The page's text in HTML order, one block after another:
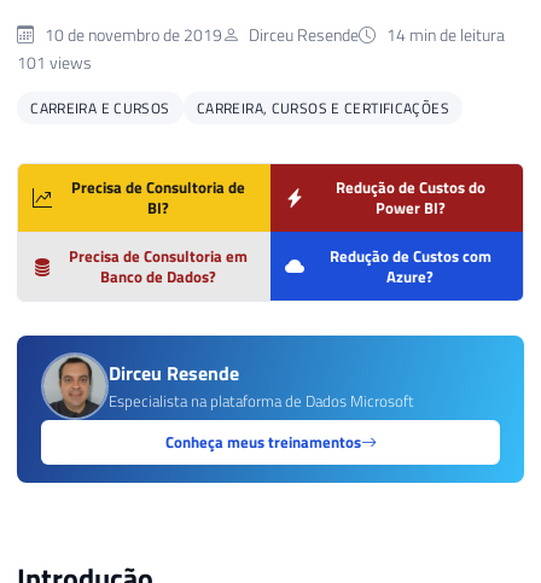
10 de novembro de 2019 Dirceu Resende
14 min de leitura
101 views
CARREIRA E CURSOS CARREIRA, CURSOS E CERTIFICAÇÕES
Precisa de Consultoria de
BI?
Redução de Custos do
Power BI?
Precisa de Consultoria em
Banco de Dados?
Redução de Custos com
Azure?
Dirceu Resende
Especialista na plataforma de Dados Microsoft
Conheça meus treinamentos